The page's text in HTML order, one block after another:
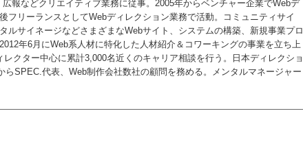
報などクリエイティブ業務に従事。2005年からベンチャー企業でWebデ
フリーランスとしてWebディレクション業務で活動。コミュニティサイ
ルサイネージなどさまざまなWebサイト、システムの構築、新規事業プロ
年6月にWeb系人材に特化した人材紹介＆コワーキングの事業を立ち上
クター中心に累計3,000名近くのキャリア相談を行う。日本ディレクショ
らSPEC.代表、Web制作会社数社の顧問を務める。メンタルマネージャー